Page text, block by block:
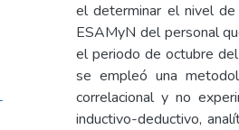
el determinar el nivel de
ESAMyN del personal
el periodo de octubre
se empleó una
correlacional y no
inductivo-deductivo,